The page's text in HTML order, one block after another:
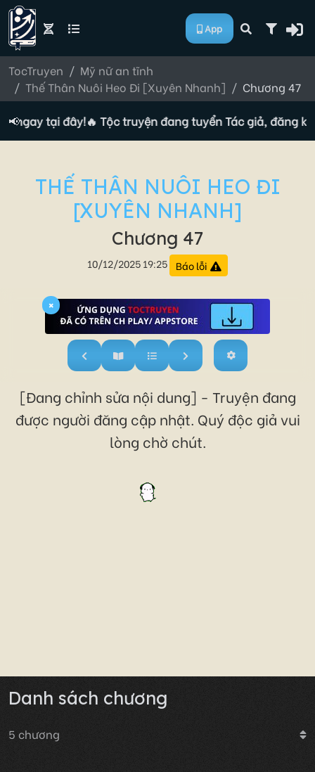
App
TocTruyen
Mỹ nữ an tĩnh
Thế Thân Nuôi Heo Đi [Xuyên Nhanh]
Chương 47
📢
ngay tại đây!🔥 Tộc truyện đang tuyển Tác giả, đăng ký
THẾ THÂN NUÔI HEO ĐI
[XUYÊN NHANH]
Chương 47
10/12/2025 19:25 Báo lỗi
×
[Đang chỉnh sửa nội dung] - Truyện đang
được người đăng cập nhật. Quý độc giả vui
lòng chờ chút.
Danh sách chương
5 chương